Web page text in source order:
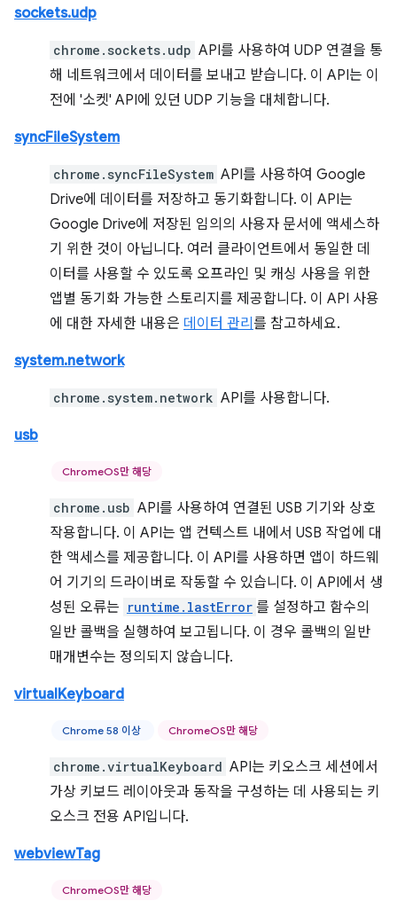
sockets.udp
chrome.sockets.udp API를 사용하여 UDP 연결을 통
해 네트워크에서 데이터를 보내고 받습니다. 이 API는 이
전에 '소켓' API에 있던 UDP 기능을 대체합니다.
syncFileSystem
chrome.syncFileSystem API를 사용하여 Google
Drive에 데이터를 저장하고 동기화합니다. 이 API는
Google Drive에 저장된 임의의 사용자 문서에 액세스하
기 위한 것이 아닙니다. 여러 클라이언트에서 동일한 데
이터를 사용할 수 있도록 오프라인 및 캐싱 사용을 위한
앱별 동기화 가능한 스토리지를 제공합니다. 이 API 사용
에 대한 자세한 내용은 데이터 관리 를 참고하세요.
system.network
chrome.system.network API를 사용합니다.
usb
ChromeOS만 해당
chrome.usb API를 사용하여 연결된 USB 기기와 상호
작용합니다. 이 API는 앱 컨텍스트 내에서 USB 작업에 대
한 액세스를 제공합니다. 이 API를 사용하면 앱이 하드웨
어 기기의 드라이버로 작동할 수 있습니다. 이 API에서 생
성된 오류는 runtime.lastError 를 설정하고 함수의
일반 콜백을 실행하여 보고됩니다. 이 경우 콜백의 일반
매개변수는 정의되지 않습니다.
virtualKeyboard
Chrome 58 이상 ChromeOS만 해당
chrome.virtualKeyboard API는 키오스크 세션에서
가상 키보드 레이아웃과 동작을 구성하는 데 사용되는 키
오스크 전용 API입니다.
webviewTag
ChromeOS만 해당